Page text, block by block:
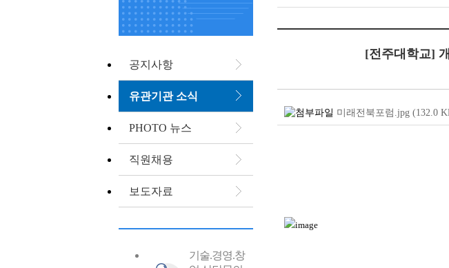
공지사항
유관기관 소식
PHOTO 뉴스
직원채용
보도자료
기술.경영.창
[전주대학교]
미래전북포럼.jpg (132.0